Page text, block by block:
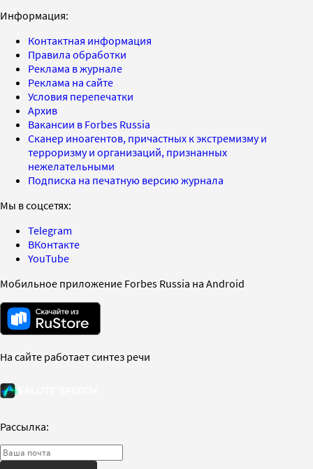
Информация:
Контактная информация
Правила обработки
Реклама в журнале
Реклама на сайте
Условия перепечатки
Архив
Вакансии в Forbes Russia
Сканер иноагентов, причастных к экстремизму и
терроризму и организаций, признанных
нежелательными
Подписка на печатную версию журнала
Мы в соцсетях:
Telegram
ВКонтакте
YouTube
Мобильное приложение Forbes Russia на Android
На сайте работает синтез речи
Рассылка: